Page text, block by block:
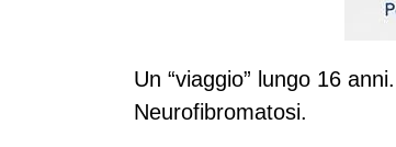
Un “viaggio” lungo 16
Neurofibromatosi.